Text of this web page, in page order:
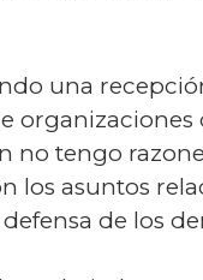
una
tengo
asuntos
de los